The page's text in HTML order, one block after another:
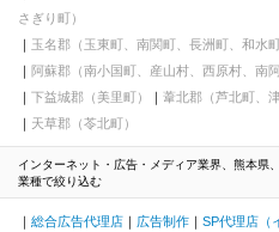
さぎり町）
玉名郡（玉東町、南関町、長洲町、和水町
阿蘇郡（南小国町、産山村、西原村、南
下益城郡（美里町）
葦北郡（芦北町、
天草郡（苓北町）
インターネット・広告・メディア業界、熊本県
業種で絞り込む
総合広告代理店 広告制作
SP代理店（